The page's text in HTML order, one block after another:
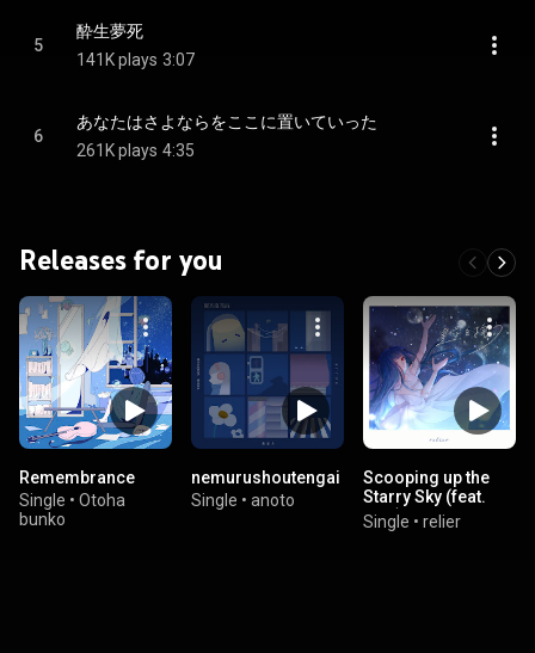
5
酔生夢死
141K plays 3:07
6
あなたはさよならをここに置いていった
261K plays 4:35
Releases for you
Remembrance
Single • Otoha
bunko
nemurushoutengai
Single • anoto
Scooping up the
Starry Sky (feat.
Lem)
Single • relier